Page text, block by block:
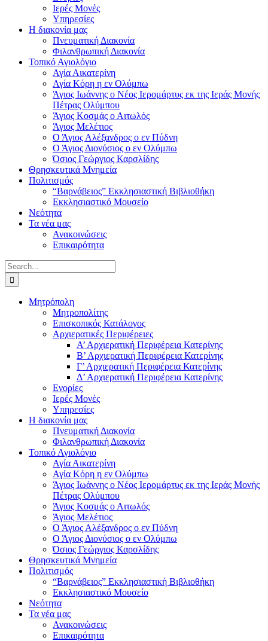
Ιερές Μονές
Υπηρεσίες
Η διακονία μας
Πνευματική Διακονία
Φιλανθρωπική Διακονία
Τοπικό Αγιολόγιο
Αγία Αικατερίνη
Αγία Κόρη η εν Ολύμπω
Άγιος Ιωάννης ο Νέος Ιερομάρτυς εκ της Ιεράς Μονής
Πέτρας Ολύμπου
Άγιος Κοσμάς ο Αιτωλός
Άγιος Μελέτιος
Ο Άγιος Αλέξανδρος ο εν Πύδνη
Ο Άγιος Διονύσιος ο εν Ολύμπω
Όσιος Γεώργιος Καρσλίδης
Θρησκευτικά Μνημεία
Πολιτισμός
“Βαρνάβειος” Εκκλησιαστική Βιβλιοθήκη
Εκκλησιαστικό Μουσείο
Νεότητα
Τα νέα μας
Ανακοινώσεις
Επικαιρότητα
Search
for:
Μητρόπολη
Μητροπολίτης
Επισκοπικός Κατάλογος
Αρχιερατικές Περιφέρειες
Α’ Αρχιερατική Περιφέρεια Κατερίνης
Β’ Αρχιερατική Περιφέρεια Κατερίνης
Γ’ Αρχιερατική Περιφέρεια Κατερίνης
Δ’ Αρχιερατική Περιφέρεια Κατερίνης
Ενορίες
Ιερές Μονές
Υπηρεσίες
Η διακονία μας
Πνευματική Διακονία
Φιλανθρωπική Διακονία
Τοπικό Αγιολόγιο
Αγία Αικατερίνη
Αγία Κόρη η εν Ολύμπω
Άγιος Ιωάννης ο Νέος Ιερομάρτυς εκ της Ιεράς Μονής
Πέτρας Ολύμπου
Άγιος Κοσμάς ο Αιτωλός
Άγιος Μελέτιος
Ο Άγιος Αλέξανδρος ο εν Πύδνη
Ο Άγιος Διονύσιος ο εν Ολύμπω
Όσιος Γεώργιος Καρσλίδης
Θρησκευτικά Μνημεία
Πολιτισμός
“Βαρνάβειος” Εκκλησιαστική Βιβλιοθήκη
Εκκλησιαστικό Μουσείο
Νεότητα
Τα νέα μας
Ανακοινώσεις
Επικαιρότητα